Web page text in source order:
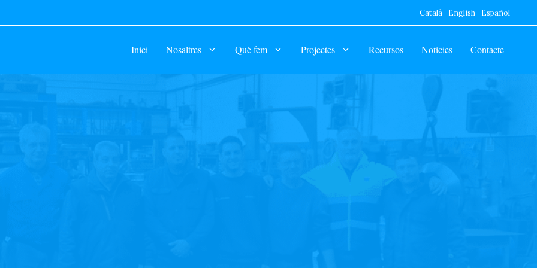
Català English Español
Inici Nosaltres Què fem Projectes Recursos Notícies Contacte